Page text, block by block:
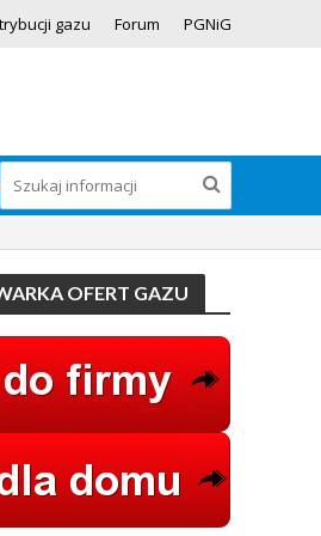
gazu Forum PGNiG
OFERT GAZU